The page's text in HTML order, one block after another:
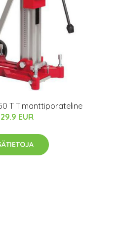
T Timanttiporateline
EUR